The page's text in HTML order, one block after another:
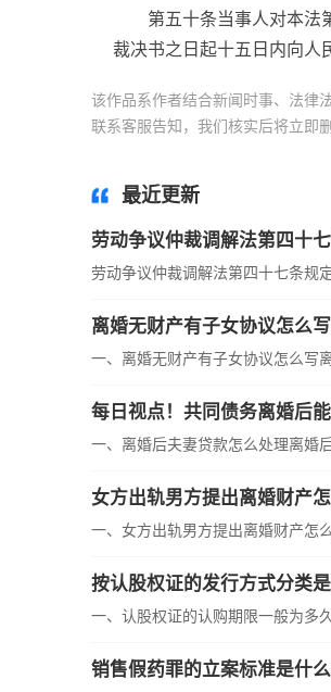
第五十条当事人对本法
裁决书之日起十五日内向人
该作品系作者结合新闻时事、法律
联系客服告知，我们核实后将立即
最近更新
劳动争议仲裁调解法第四十
劳动争议仲裁调解法第四十七条规
离婚无财产有子女协议怎么
一、离婚无财产有子女协议怎么写
每日视点！共同债务离婚后
一、离婚后夫妻贷款怎么处理离婚
女方出轨男方提出离婚财产
一、女方出轨男方提出离婚财产怎
按认股权证的发行方式分类
一、认股权证的认购期限一般为多
销售假药罪的立案标准是什